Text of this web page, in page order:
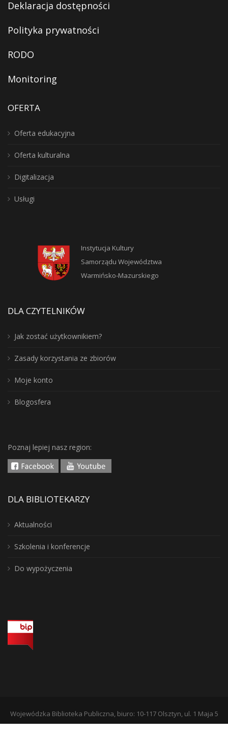
Deklaracja dostępności
Polityka prywatności
RODO
Monitoring
OFERTA
Oferta edukacyjna
Oferta kulturalna
Digitalizacja
Usługi
Instytucja Kultury
Samorządu Województwa
Warmińsko-Mazurskiego
DLA CZYTELNIKÓW
Jak zostać użytkownikiem?
Zasady korzystania ze zbiorów
Moje konto
Blogosfera
Poznaj lepiej nasz region:
DLA BIBLIOTEKARZY
Aktualności
Szkolenia i konferencje
Do wypożyczenia
Wojewódzka Biblioteka Publiczna, biuro: 10-117 Olsztyn, ul. 1 Maja 5